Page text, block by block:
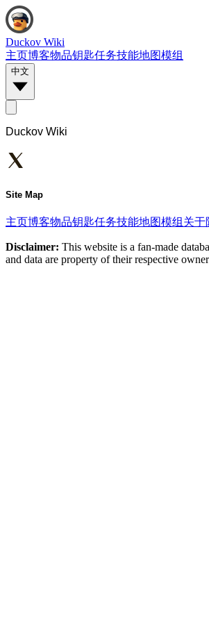
Duckov Wiki
主页博客物品钥匙任务技能地图模组
中文
Duckov Wiki
Site Map
主页博客物品钥匙任务技能地图模组 关于
Disclaimer: This website is a fan-made
and data are property of their respective